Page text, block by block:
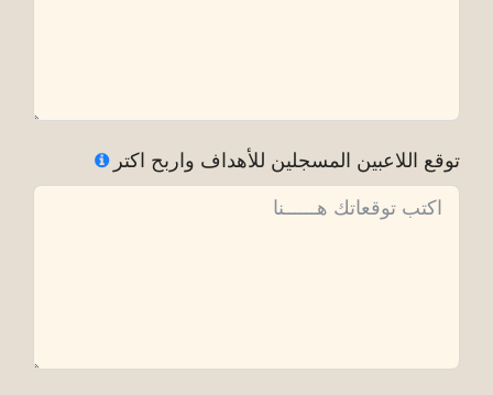
توقع اللاعبين المسجلين للأهداف واربح اكتر